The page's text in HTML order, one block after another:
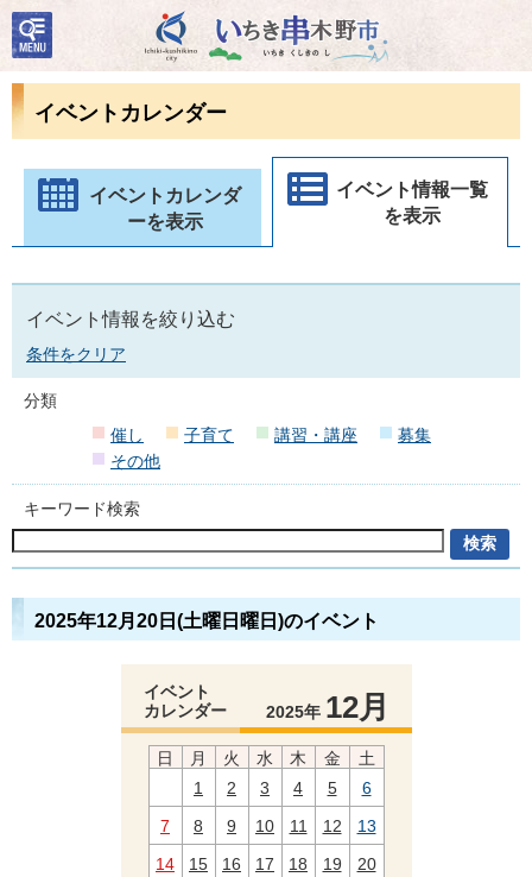
いちき串木野市
検
索・
共通
ューイベントカレンダー
イベントカレンダ
ーを表示
イベント情報一覧
を表示
イベント情報を絞り込む
条件をクリア
分類
催し
子育て 講習・講座
募集
その他
キーワード検索
2025年12月20日(土曜日曜日)のイベント
イベント
カレンダー
2025年 12月
日 月 火 水 木 金
土
1
2 3 4 5
6
7
8 9 10 11 12
13
14
15 16 17 18 19
20